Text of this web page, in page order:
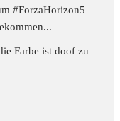
#ForzaHorizon5
Farbe ist doof zu